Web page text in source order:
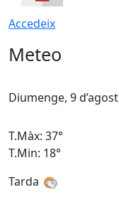
Accedeix
Meteo
Diumenge, 9 d’agost
T.Màx: 37°
T.Min: 18°
Tarda